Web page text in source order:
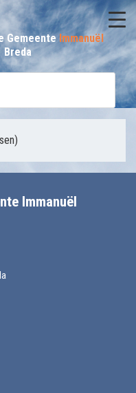
GemeenteImmanuël
Breda
Immanuël